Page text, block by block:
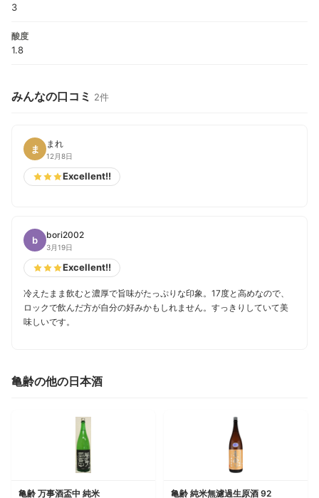
3
酸度
1.8
みんなの口コミ 2件
ま まれ
12月8日
Excellent!!
b bori2002
3月19日
Excellent!!
冷えたまま飲むと濃厚で旨味がたっぷりな印象。17度と高めなので、
ロックで飲んだ方が自分の好みかもしれません。すっきりしていて美
味しいです。
亀齢の他の日本酒
亀齢 万事酒盃中 純米 亀齢 純米無濾過生原酒 92